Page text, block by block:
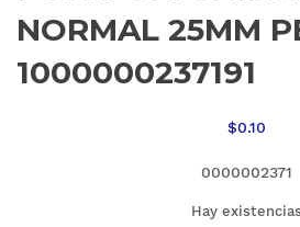
NORMAL 25MM
1000000237191
$0.10
0000002371
Hay